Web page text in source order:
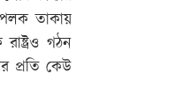
তাকায়
গঠন
প্রতি কেউ